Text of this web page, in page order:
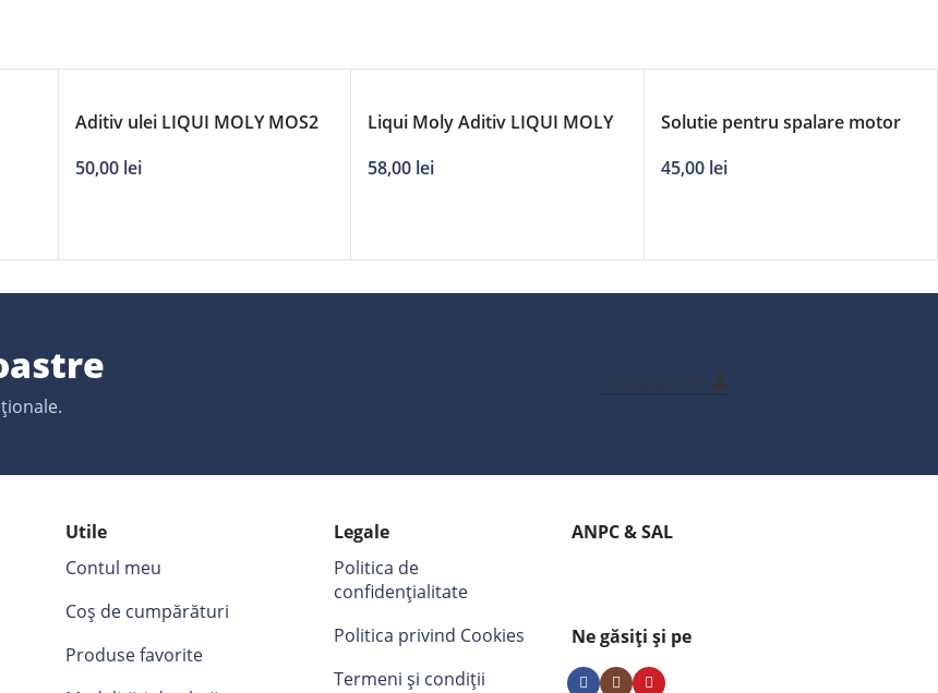
Aditiv ulei LIQUI MOLY MOS2
50,00 lei
Liqui Moly Aditiv LIQUI MOLY
58,00 lei
Solutie pentru spalare motor
300ml
45,00 lei
Creează cont
Utile
Contul meu
Coș de cumpărături
Produse favorite
Legale
Politica de
confidențialitate
Politica privind Cookies
Termeni și condiții
ANPC & SAL
Ne găsiți și pe